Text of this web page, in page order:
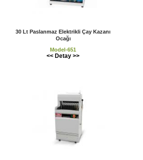
30 Lt Paslanmaz Elektrikli Çay Kazanı
Ocağı
Model-651
<< Detay >>